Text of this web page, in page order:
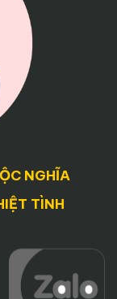
NGHĨA
TÌNH